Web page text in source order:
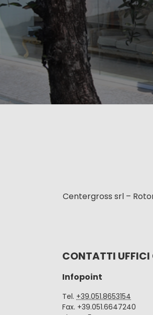
Centergross srl –
CONTATTI UFFICI
Infopoint
Tel. +39.051.8653154
Fax. +39.051.6647240